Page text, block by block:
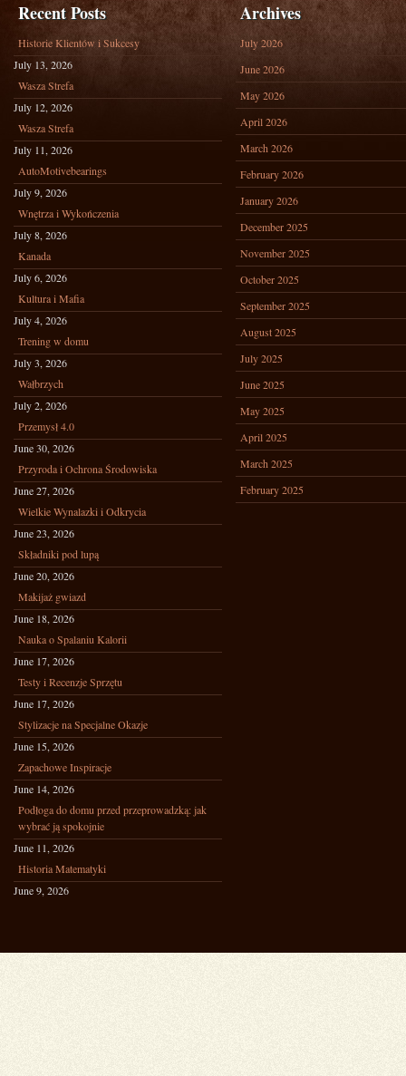
Recent Posts
Historie Klientów i Sukcesy
July 13, 2026
Wasza Strefa
July 12, 2026
Wasza Strefa
July 11, 2026
AutoMotivebearings
July 9, 2026
Wnętrza i Wykończenia
July 8, 2026
Kanada
July 6, 2026
Kultura i Mafia
July 4, 2026
Trening w domu
July 3, 2026
Wałbrzych
July 2, 2026
Przemysł 4.0
June 30, 2026
Przyroda i Ochrona Środowiska
June 27, 2026
Wielkie Wynalazki i Odkrycia
June 23, 2026
Składniki pod lupą
June 20, 2026
Makijaż gwiazd
June 18, 2026
Nauka o Spalaniu Kalorii
June 17, 2026
Testy i Recenzje Sprzętu
June 17, 2026
Stylizacje na Specjalne Okazje
June 15, 2026
Zapachowe Inspiracje
June 14, 2026
Podłoga do domu przed przeprowadzką: jak
wybrać ją spokojnie
June 11, 2026
Historia Matematyki
June 9, 2026
Archives
July 2026
June 2026
May 2026
April 2026
March 2026
February 2026
January 2026
December 2025
November 2025
October 2025
September 2025
August 2025
July 2025
June 2025
May 2025
April 2025
March 2025
February 2025